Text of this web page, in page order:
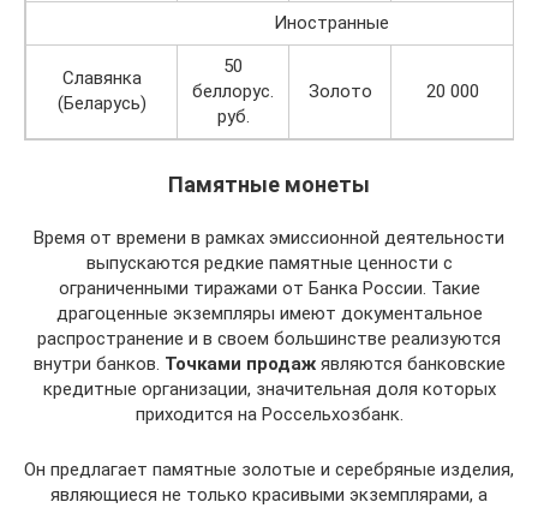
Иностранные
Славянка
(Беларусь)
50
беллорус.
руб.
Золото 20 000
Памятные монеты
Время от времени в рамках эмиссионной деятельности
выпускаются редкие памятные ценности с
ограниченными тиражами от Банка России. Такие
драгоценные экземпляры имеют документальное
распространение и в своем большинстве реализуются
внутри банков. Точками продажявляются банковские
кредитные организации, значительная доля которых
приходится на Россельхозбанк.
Он предлагает памятные золотые и серебряные изделия,
являющиеся не только красивыми экземплярами, а